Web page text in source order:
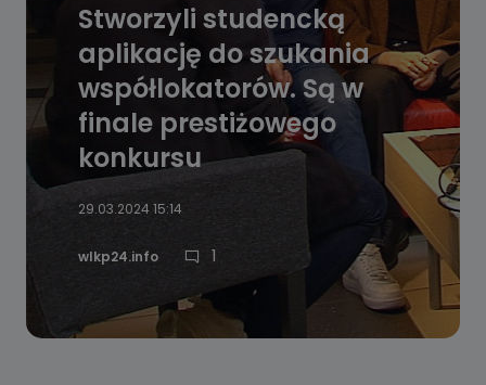
Stworzyli studencką
aplikację do szukania
współlokatorów. Są w
finale prestiżowego
konkursu
29.03.2024 15:14
wlkp24.info 1